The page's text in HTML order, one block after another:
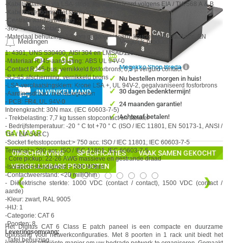
❮ ❯
Het Digitus CAT 6 Class E patch paneel is een compacte en duurzame
oplossing voor netwerkconfiguraties. Met 8 poorten in 1 rack unit biedt het
21,95
IN WINKELMAND
Beschikbaar in onze
Megekko Shop Breda
✓ Nu bestellen morgen in huis!
✓ 30 dagen bedenktermijn!
✓ 24 maanden garantie!
✓ Achteraf betalen!
Vergelijk product
Meldingen
GA NAAR
OMSCHRIJVING SPECIFICATIES
VAAK SAMEN GEKOCHT
VERGELIJKBARE PRODUCTEN
-Kabelinstallatie via LSA-strips, kleurgecodeerd volgens EIA / TIA 568 A & B
-Kabelbevestiging met snelle vangsten
-Centrale aardverbinding
-360 ° schildcontact
-Materiaal behuizing: 1,5 mm gegalvaniseerd, koudgewalst staal acc. EN
1: 4301, UNS S30400, AISI 304 en LMSAD110
-Materiaal RJ45-aansluiting: ABS UL 94V-0
-Contact RJ45-bus: vernikkeld fosforbrons, 0,5 µ verguld contact
-RJ-45 afscherming: vernikkeld brons
-LSA-verplaatsingsklem: Krone LSA +, UL 94V-2, gegalvaniseerd fosforbrons
-Aardingsdraad: niet inbegrepen
- PCB: FR4, UL 94V-0
Inbrengkracht: 30N max. (IEC 60603-7-5)
- Trekbelasting: 7,7 kg tussen stopcontact en stekker
- Bedrijfstemperatuur: -20 ° C tot +70 ° C (ISO / IEC 11801, EN 50173-1, ANSI /
TIA / EIA 568 C)
-Socket fietsstopcontact:> 750 acc. ISO / IEC 11801, IEC 60603-7-5
Terminal:> 200 acc. ISO / IEC 11801, IEC 60603-7-5
- Core pickup: 22-26 AWG massieve en gestrande draad
-Isolatiebestendigheid:> 500 MOhm
-Contactweerstand: <20 milliOhm
- Diëlektrische sterkte: 1000 VDC (contact / contact), 1500 VDC (contact /
aarde)
-Kleur: zwart, RAL 9005
-HIJ: 1
-Categorie: CAT 6
-Poorten: 8
Leveringsomvang:
-Tafel behuizing